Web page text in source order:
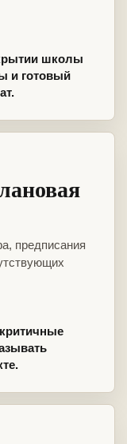
школы
и готовый
предписания